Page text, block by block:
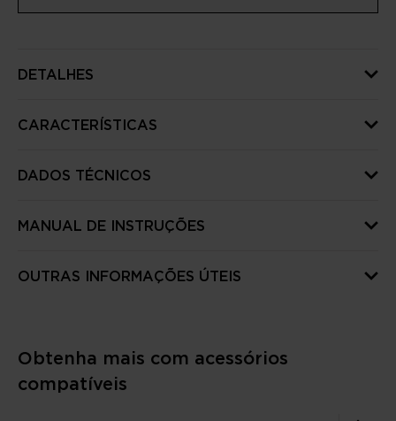
DETALHES
CARACTERÍSTICAS
DADOS TÉCNICOS
MANUAL DE INSTRUÇÕES
OUTRAS INFORMAÇÕES ÚTEIS
Obtenha mais com acessórios
compatíveis